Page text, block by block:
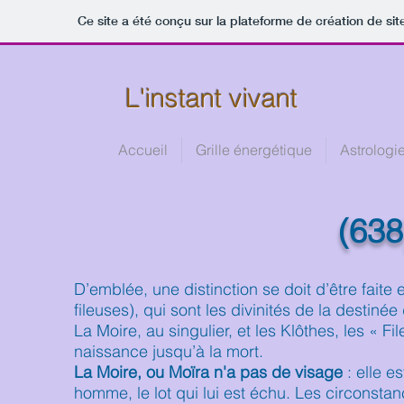
Ce site a été conçu sur la plateforme de création de
L'instant vivant
Accueil Grille énergétique
D’emblée, une distinction se doit d’être faite
fileuses), qui sont les divinités de la
La Moire, au singulier, et les Klôthes, les «
naissance jusqu’à la mort.
La Moire, ou Moïra n'a pas de visage : elle
homme, le lot qui lui est échu. Les